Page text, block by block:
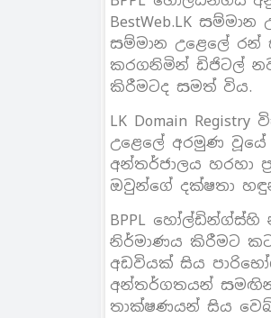
BestWeb.LK
සම්මාන උළෙලේ රන්
කරගනිමින් ඩිජිටල්
කිරීමටද සමත් විය.
LK Domain
උළෙලේ අරමුණ
අන්තර්ජාලය හරහා
ඔවුන්ගේ දක්ෂතා
BPPL
නිර්මාණය කිරීමට
අඩවියක් සිය
අන්තර්ගතයන්
තාක්ෂණයන් සිය